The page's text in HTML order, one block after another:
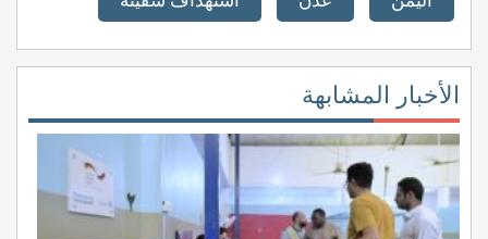
الأخبار المشابهة